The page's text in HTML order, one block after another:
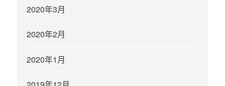
2020年3月
2020年2月
2020年1月